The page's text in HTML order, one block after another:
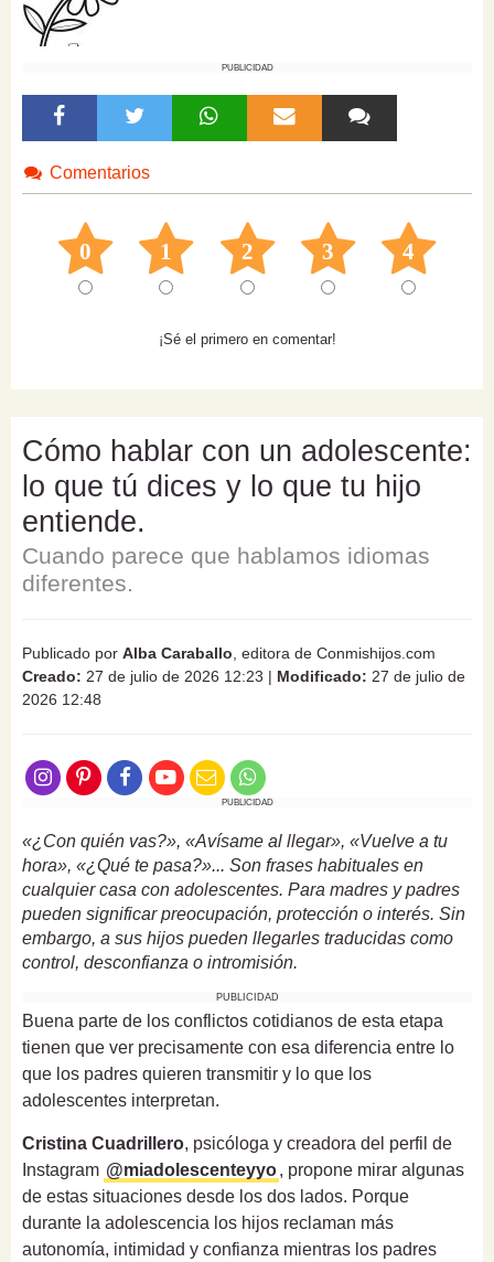
PUBLICIDAD
Comentarios
0 1 2 3 4
¡Sé el primero en comentar!
Cómo hablar con un adolescente:
lo que tú dices y lo que tu hijo
entiende.
Cuando parece que hablamos idiomas
diferentes.
Publicado por Alba Caraballo , editora de Conmishijos.com
Creado: 27 de julio de 2026 12:23 | Modificado: 27 de julio de
2026 12:48
PUBLICIDAD
«¿Con quién vas?», «Avísame al llegar», «Vuelve a tu
hora», «¿Qué te pasa?»... Son frases habituales en
cualquier casa con adolescentes. Para madres y padres
pueden significar preocupación, protección o interés. Sin
embargo, a sus hijos pueden llegarles traducidas como
control, desconfianza o intromisión.
PUBLICIDAD
Buena parte de los conflictos cotidianos de esta etapa
tienen que ver precisamente con esa diferencia entre lo
que los padres quieren transmitir y lo que los
adolescentes interpretan.
Cristina Cuadrillero, psicóloga y creadora del perfil de
Instagram @miadolescenteyyo, propone mirar algunas
de estas situaciones desde los dos lados. Porque
durante la adolescencia los hijos reclaman más
autonomía, intimidad y confianza mientras los padres